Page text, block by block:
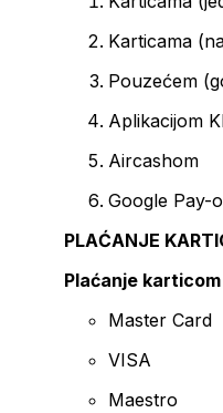
Karticama
Pouzećem
Aplikacijom
Aircashom
Google Pay-
PLAĆANJE
Plaćanje
Master Card
VISA
Maestro